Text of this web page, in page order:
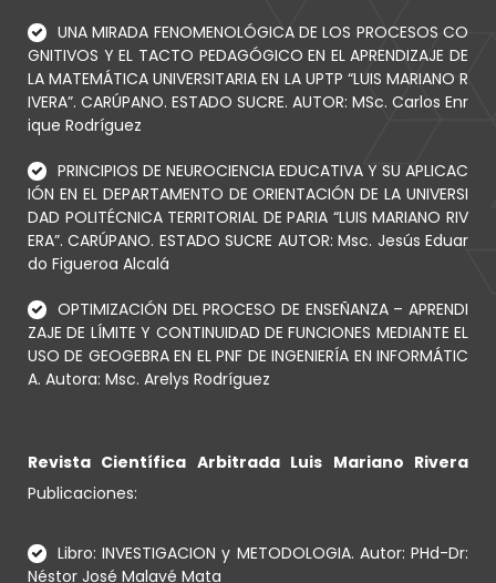
UNA MIRADA FENOMENOLÓGICA DE LOS PROCESOS CO
GNITIVOS Y EL TACTO PEDAGÓGICO EN EL APRENDIZAJE DE
LA MATEMÁTICA UNIVERSITARIA EN LA UPTP “LUIS MARIANO R
IVERA”. CARÚPANO. ESTADO SUCRE. AUTOR: MSc. Carlos Enr
ique Rodríguez
PRINCIPIOS DE NEUROCIENCIA EDUCATIVA Y SU APLICAC
IÓN EN EL DEPARTAMENTO DE ORIENTACIÓN DE LA UNIVERSI
DAD POLITÉCNICA TERRITORIAL DE PARIA “LUIS MARIANO RIV
ERA”. CARÚPANO. ESTADO SUCRE AUTOR: Msc. Jesús Eduar
do Figueroa Alcalá
OPTIMIZACIÓN DEL PROCESO DE ENSEÑANZA – APRENDI
ZAJE DE LÍMITE Y CONTINUIDAD DE FUNCIONES MEDIANTE EL
USO DE GEOGEBRA EN EL PNF DE INGENIERÍA EN INFORMÁTIC
A. Autora: Msc. Arelys Rodríguez
Revista Científica Arbitrada Luis Mariano Rivera
Publicaciones:
Libro: INVESTIGACION y METODOLOGIA. Autor: PHd-Dr:
Néstor José Malavé Mata